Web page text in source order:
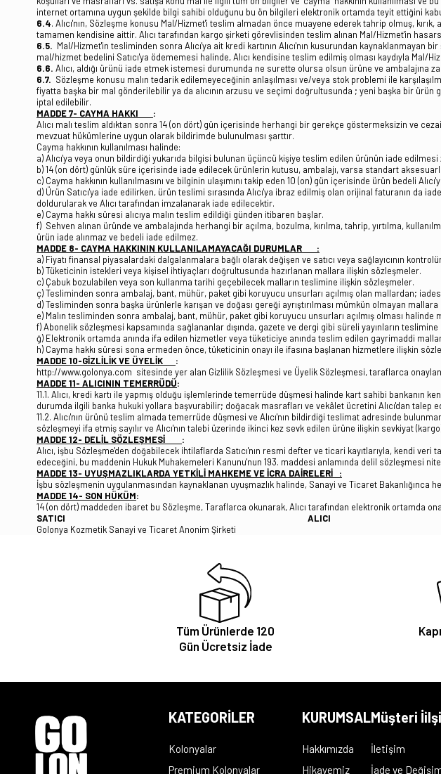
internet ortamına uygun şekilde bilgi sahibi olduğunu bu ön bilgileri elektronik ortamda teyit ettiğini
6.4. Alıcı'nın, Sözleşme konusu Mal/Hizmet'i teslim almadan önce muayene ederek tahrip olmuş,
tamamen kendisine aittir. Alıcı tarafından kargo şirketi görevlisinden teslim alınan Mal/Hizmet'in
6.5. Mal/Hizmet'in tesliminden sonra Alıcı'ya ait kredi kartının Alıcı'nın kusurundan kaynaklanmayan
mal/hizmet bedelini Satıcı'ya ödememesi halinde, Alıcı kendisine teslim edilmiş olması kaydıyla Mal/
6.6. Alıcı, aldığı ürünü iade etmek istemesi durumunda ne surette olursa olsun ürüne ve ambalajına
6.7. Sözleşme konusu malın tedarik edilemeyeceğinin anlaşılması ve/veya stok problemi ile
fiyatta başka bir mal gönderilebilir ya da alıcının arzusu ve seçimi doğrultusunda ; yeni başka bir
iptal edilebilir.
MADDE 7- CAYMA HAKKI :
Alıcı malı teslim aldıktan sonra 14 (on dört) gün içerisinde herhangi bir gerekçe göstermeksizin ve
mevzuat hükümlerine uygun olarak bildirimde bulunulması şarttır.
Cayma hakkının kullanılması halinde:
a) Alıcı'ya veya onun bildirdiği yukarıda bilgisi bulunan üçüncü kişiye teslim edilen ürünün iade
b) 14 (on dört) günlük süre içerisinde iade edilecek ürünlerin kutusu, ambalajı, varsa standart
c) Cayma hakkının kullanılmasını ve bilginin ulaşımını takip eden 10 (on) gün içerisinde ürün bedeli
d) Ürün Satıcı'ya iade edilirken, ürün teslimi sırasında Alıcı'ya ibraz edilmiş olan orijinal faturanın
doldurularak ve Alıcı tarafından imzalanarak iade edilecektir.
e) Cayma hakkı süresi alıcıya malın teslim edildiği günden itibaren başlar.
f) Sehven alınan üründe ve ambalajında herhangi bir açılma, bozulma, kırılma, tahrip, yırtılma,
ürün iade alınmaz ve bedeli iade edilmez.
MADDE 8- CAYMA HAKKININ KULLANILAMAYACAĞI DURUMLAR :
a) Fiyatı finansal piyasalardaki dalgalanmalara bağlı olarak değişen ve satıcı veya sağlayıcının
b) Tüketicinin istekleri veya kişisel ihtiyaçları doğrultusunda hazırlanan mallara ilişkin sözleşmeler.
c) Çabuk bozulabilen veya son kullanma tarihi geçebilecek malların teslimine ilişkin sözleşmeler.
ç) Tesliminden sonra ambalaj, bant, mühür, paket gibi koruyucu unsurları açılmış olan mallardan;
d) Tesliminden sonra başka ürünlerle karışan ve doğası gereği ayrıştırılması mümkün olmayan
e) Malın tesliminden sonra ambalaj, bant, mühür, paket gibi koruyucu unsurları açılmış olması
f) Abonelik sözleşmesi kapsamında sağlananlar dışında, gazete ve dergi gibi süreli yayınların
ğ) Elektronik ortamda anında ifa edilen hizmetler veya tüketiciye anında teslim edilen gayrimaddi
h) Cayma hakkı süresi sona ermeden önce, tüketicinin onayı ile ifasına başlanan hizmetlere ilişkin
MADDE 10-GİZLİLİK VE ÜYELİK :
http://www.golonya.com sitesinde yer alan Gizlilik Sözleşmesi ve Üyelik Sözleşmesi, taraflarca
MADDE 11- ALICININ TEMERRÜDÜ:
11.1. Alıcı, kredi kartı ile yapmış olduğu işlemlerinde temerrüde düşmesi halinde kart sahibi
durumda ilgili banka hukuki yollara başvurabilir; doğacak masrafları ve vekâlet ücretini Alıcı'dan talep
11.2. Alıcı'nın ürünü teslim almada temerrüde düşmesi ve Alıcı'nın bildirdiği teslimat adresinde
sözleşmeyi ifa etmiş sayılır ve Alıcı'nın talebi üzerinde ikinci kez sevk edilen ürüne ilişkin sevkiyat
MADDE 12- DELİL SÖZLEŞMESİ :
Alıcı, işbu Sözleşme'den doğabilecek ihtilaflarda Satıcı'nın resmi defter ve ticari kayıtlarıyla, kendi
edeceğini, bu maddenin Hukuk Muhakemeleri Kanunu'nun 193. maddesi anlamında delil sözleşmesi
MADDE 13- UYUŞMAZLIKLARDA YETKİLİ MAHKEME VE İCRA DAİRELERİ :
İşbu sözleşmenin uygulanmasından kaynaklanan uyuşmazlık halinde, Sanayi ve Ticaret
MADDE 14- SON HÜKÜM:
14 (on dört) maddeden ibaret bu Sözleşme, Taraflarca okunarak, Alıcı tarafından elektronik ortamda
SATICI ALICI
Golonya Kozmetik Sanayi ve Ticaret Anonim Şirketi
Tüm Ürünlerde 120
Gün Ücretsiz İade
KATEGORİLER
Kolonyalar
Premium Kolonyalar
KURUMSAL
Hakkımızda
Hikayemiz
Müşteri
İletişim
İade ve